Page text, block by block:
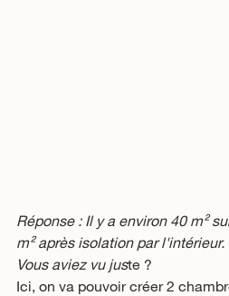
Réponse : Il y a environ 40 m²
m² après isolation par l'intérieur.
Vous aviez vu juste ?
Ici, on va pouvoir créer 2